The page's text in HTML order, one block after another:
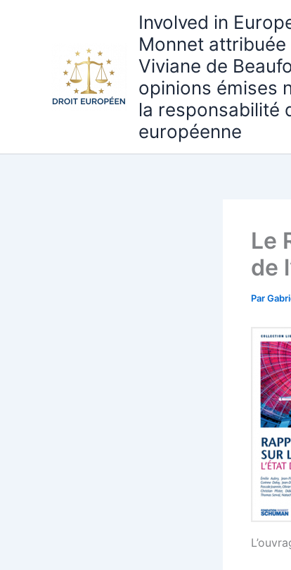
Involved in
Monnet
Viviane de
opinions émises
la responsabilité
européenne
Le
de
Par